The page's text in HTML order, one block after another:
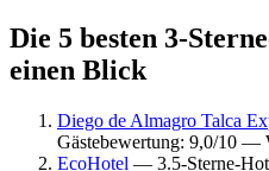
Die 5 besten 3-
einen Blick
Diego de Almagro Talca
Gästebewertung: 9,0/10 —
EcoHotel — 3.5-Sterne-